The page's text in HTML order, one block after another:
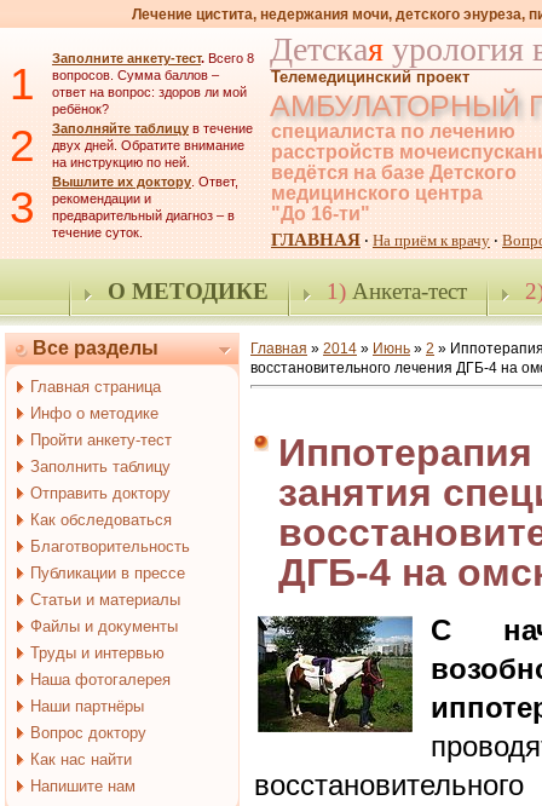
Лечение цистита, недержания мочи, детского энуреза,
1 Заполните анкету-тест. Всего 8
вопросов. Сумма баллов –
ответ на вопрос: здоров ли мой
ребёнок?
2 Заполняйте таблицу в течение
двух дней. Обратите внимание
на инструкцию по ней.
3 Вышлите их доктору. Ответ,
рекомендации и
предварительный диагноз – в
течение суток.
Детская урология
Телемедицинский проект
АМБУЛАТОРНЫЙ
специалиста по лечению
расстройств
ведётся на базе Детского
медицинского центра
"До 16-ти"
ГЛАВНАЯ · На приём к врачу ·
О МЕТОДИКЕ 1)Анкета-тест
Все разделы
Главная страница
Инфо о методике
Пройти анкету-тест
Заполнить таблицу
Отправить доктору
Как обследоваться
Благотворительность
Публикации в прессе
Статьи и материалы
Файлы и документы
Труды и интервью
Наша фотогалерея
Наши партнёры
Вопрос доктору
Как нас найти
Напишите нам
Главная » 2014 » Июнь » 2 »
восстановительного лечения ДГБ-4 на
занятия
ДГБ-4 на
С